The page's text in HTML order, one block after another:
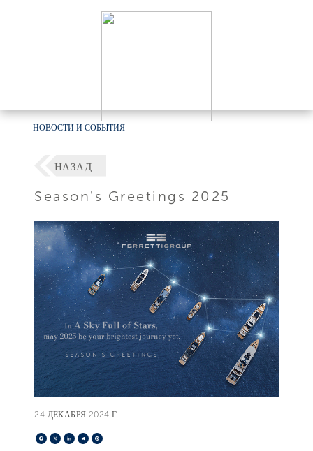
НОВОСТИ И СОБЫТИЯ
НАЗАД
Season's Greetings 2025
24 ДЕКАБРЯ 2024 Г.
Facebook
X LinkedIn
Telegram